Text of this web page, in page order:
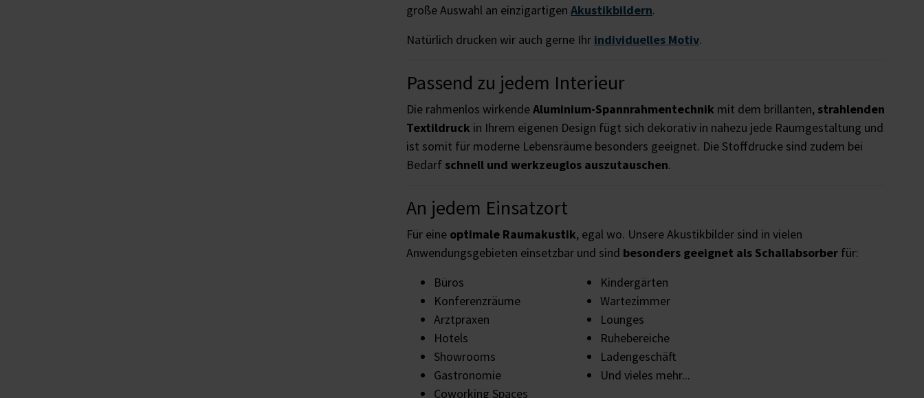
große Auswahl an einzigartigen Akustikbildern.
Natürlich drucken wir auch gerne Ihr individuelles Motiv.
Passend zu jedem Interieur
Die rahmenlos wirkendeAluminium-Spannrahmentechnik mit dem brillanten, strahlenden
Textildruck in Ihrem eigenen Design fügt sich dekorativ in nahezu jede Raumgestaltung und
ist somit für moderne Lebensräume besonders geeignet. Die Stoffdrucke sind zudem bei
Bedarf schnell und werkzeuglos auszutauschen.
An jedem Einsatzort
Für eine optimale Raumakustik, egal wo. Unsere Akustikbilder sind in vielen
Anwendungsgebieten einsetzbar und sind besonders geeignet als Schallabsorber für:
Büros
Konferenzräume
Arztpraxen
Hotels
Showrooms
Gastronomie
Coworking Spaces
Kindergärten
Wartezimmer
Lounges
Ruhebereiche
Ladengeschäft
Und vieles mehr...